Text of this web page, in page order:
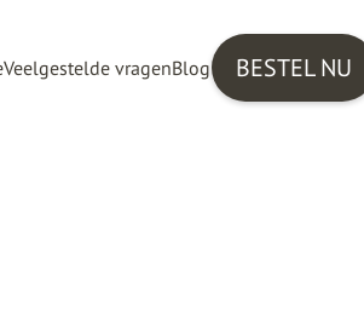
Veelgestelde vragenBlog BESTEL NU